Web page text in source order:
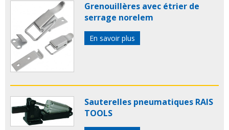
Grenouillères avec étrier de
serrage norelem
En savoir plus
Sauterelles pneumatiques RAIS
TOOLS